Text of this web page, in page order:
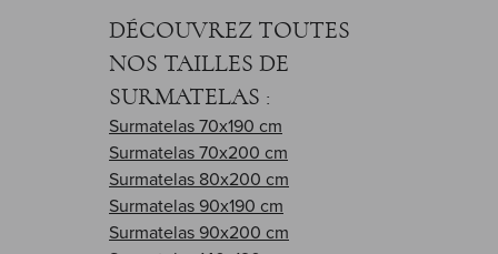
DÉCOUVREZ TOUTES
NOS TAILLES DE
SURMATELAS :
Surmatelas 70x190 cm
Surmatelas 70x200 cm
Surmatelas 80x200 cm
Surmatelas 90x190 cm
Surmatelas 90x200 cm